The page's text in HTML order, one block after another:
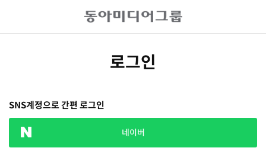
로그인
SNS계정으로 간편 로그인
네이버